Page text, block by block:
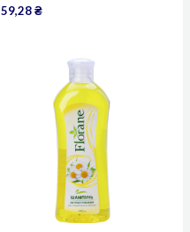
59,28₴